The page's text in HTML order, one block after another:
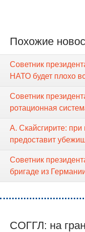
Похожие
Советник
НАТО будет плохо
Советник
ротационная
А. Скайсгирите:
предоставит
Советник
бригаде из
СОГГЛ: на